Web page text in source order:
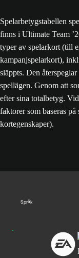
Spelarbetygstabellen
finns i Ultimate Team
typer av spelarkort (till
kampanjspelarkort),
släppts. Den
spellägen. Genom att
efter sina totalbetyg.
faktorer som baseras
kortegenskaper).
Språk